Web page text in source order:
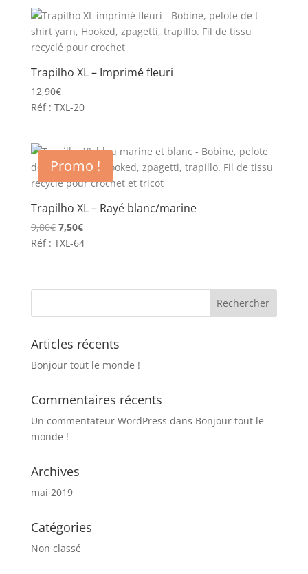
10,80€.7,50€.
Trapilho XL – Imprimé fleuri
12,90€
Réf : TXL-20
Promo !
Trapilho XL – Rayé blanc/marine
9,80€ Le
prix
9,80€.
7,50€Le
prix
7,50€.
Réf : TXL-64
Articles récents
Bonjour tout le monde !
Commentaires récents
Un commentateur WordPress dans Bonjour tout le
monde !
Archives
mai 2019
Catégories
Non classé